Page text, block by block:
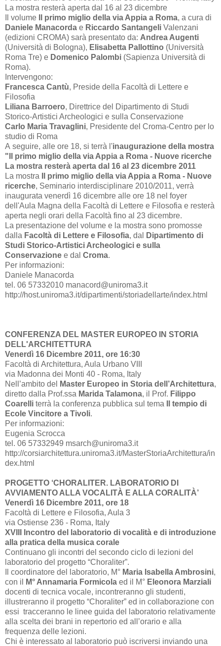
La mostra resterà aperta dal 16 al 23 dicembre
Il volume
Il primo miglio della via Appia a Roma, a cura di
Daniele Manacorda e Riccardo Santangeli Valenzani
(edizioni CROMA) sarà presentato da: Andrea Augenti
(Università di Bologna), Elisabetta Pallottino (Università
Roma Tre) e Domenico Palombi (Sapienza Università di
Roma).
Intervengono:
Francesca Cantù, Preside della Facoltà di Lettere e
Filosofia
Liliana Barroero, Direttrice del Dipartimento di Studi
Storico-Artistici Archeologici e sulla Conservazione
Carlo Maria Travaglini, Presidente del Croma-Centro per lo
studio di Roma
A seguire, alle ore 18, si terrà l'inaugurazione della mostra
"Il primo miglio della via Appia a Roma - Nuove ricerche
La mostra resterà aperta dal 16 al 23 dicembre 2011
La mostra
Il primo miglio della via Appia a Roma - Nuove
ricerche, Seminario interdisciplinare 2010/2011, verrà
inaugurata venerdì 16 dicembre alle ore 18 nel foyer
dell'Aula Magna della Facoltà di Lettere e Filosofia e resterà
aperta negli orari della Facoltà fino al 23 dicembre.
La presentazione del volume e la mostra sono promosse
dalla Facoltà di Lettere e Filosofia, dal
Dipartimento di
Studi Storico-Artistici Archeologici e sulla
Conservazione e dal Croma.
Per informazioni:
Daniele Manacorda
tel. 06 57332010 manacord@uniroma3.it
http://host.uniroma3.it/dipartimenti/storiadellarte/index.html
CONFERENZA DEL MASTER EUROPEO IN STORIA
DELL'ARCHITETTURA
Venerdì 16 Dicembre 2011, ore 16:30
Facoltà di Architettura, Aula Urbano VIII
via Madonna dei Monti 40 - Roma, Italy
Nell’ambito del
Master Europeo in Storia dell’Architettura,
diretto dalla Prof.ssa Marida Talamona, il Prof. Filippo
Coarelli terrà la conferenza pubblica sul tema
Il tempio di
Ecole Vincitore a Tivoli.
Per informazioni:
Eugenia Scrocca
tel. 06 57332949 msarch@uniroma3.it
http://corsiarchitettura.uniroma3.it/MasterStoriaArchitettura/in
dex.html
PROGETTO ‘CHORALITER. LABORATORIO DI
AVVIAMENTO ALLA VOCALITÀ E ALLA CORALITÀ’
Venerdì 16 Dicembre 2011, ore 18
Facoltà di Lettere e Filosofia, Aula 3
via Ostiense 236 - Roma, Italy
XVIII Incontro del laboratorio di vocalità e di introduzione
alla pratica della musica corale
Continuano gli incontri del secondo ciclo di lezioni del
laboratorio del progetto “Choraliter”.
Il coordinatore del laboratorio, M° Maria Isabella Ambrosini,
con il
M° Annamaria Formicola ed il M° Eleonora Marziali
docenti di tecnica vocale, incontreranno gli studenti,
illustreranno il progetto “Choraliter” ed in collaborazione con
essi tracceranno le linee guida del laboratorio relativamente
alla scelta dei brani in repertorio ed all’orario e alla
frequenza delle lezioni.
Chi è interessato al laboratorio può iscriversi inviando una